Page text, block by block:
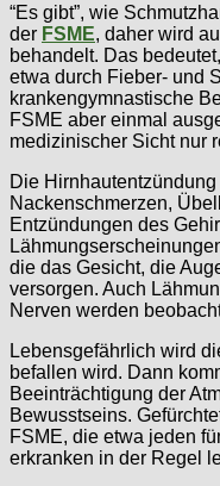
“Es gibt”, wie
der FSME, daher wird
behandelt. Das
etwa durch Fieber- und
krankengymnastische
FSME aber einmal
medizinischer Sicht nur
Die
Nackenschmerzen,
Entzündungen des
die das Gesicht, die
versorgen. Auch
Nerven werden
Lebensgefährlich wird
befallen wird. Dann
Beeinträchtigung der
Bewusstseins.
FSME, die etwa jeden
erkranken in der Regel